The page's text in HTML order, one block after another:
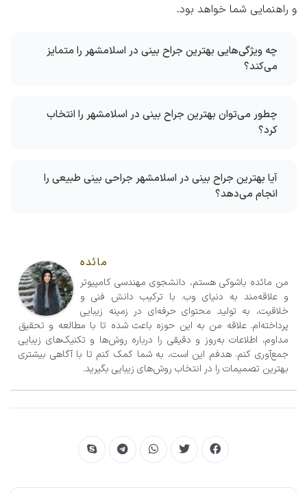
و راهنمایی شما خواهد بود.
چه ویژگی‌هایی بهترین جراح بینی در اسلامشهر را متمایز
می‌کند؟
چطور می‌توان بهترین جراح بینی در اسلامشهر را انتخاب
کرد؟
آیا بهترین جراح بینی در اسلامشهر جراحی بینی طبیعی را
انجام می‌دهد؟
مائده
من مائده باشوکی هستم، دانشجوی مهندسی کامپیوتر
و علاقه‌مند به دنیای وب. با ترکیب دانش فنی و
خلاقیت، به تولید محتوای حرفه‌ای در زمینه زیبایی
پرداخته‌ام. علاقه من به این حوزه باعث شده تا با مطالعه و تحقیق
مداوم، اطلاعات به‌روز و دقیقی را درباره روش‌ها و تکنیک‌های زیبایی
جمع‌آوری کنم. هدفم این است، به شما کمک کنم تا با آگاهی بیشتری
بهترین تصمیمات را در انتخاب روش‌های زیبایی بگیرید.